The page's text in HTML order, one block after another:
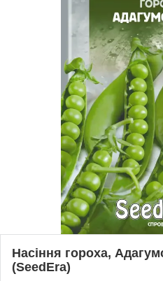
Насіння гороха,
(SeedEra)